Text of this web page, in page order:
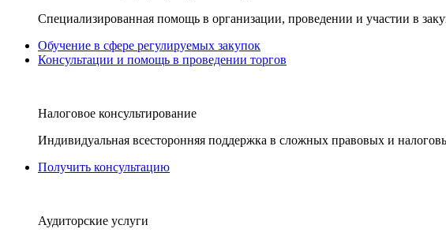
Специализированная помощь в организации, проведении и участии в
Обучение в сфере регулируемых закупок
Консультации и помощь в проведении торгов
Налоговое консультирование
Индивидуальная всесторонняя поддержка в сложных правовых и
Получить консультацию
Аудиторские услуги